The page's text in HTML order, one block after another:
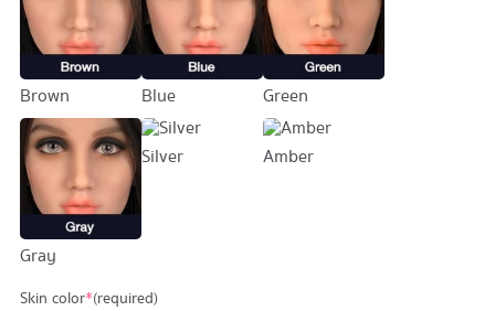
Brown Blue Green
Gray
Silver Amber
Skin color*(required)